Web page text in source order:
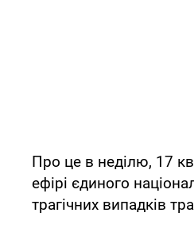
Про це в неділю, 17
ефірі єдиного
трагічних випадків